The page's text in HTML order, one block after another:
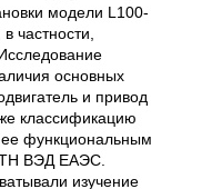
модели L100-
частности,
основных
и привод
классификацию
ее функциональным
ТН ВЭД ЕАЭС.
изучение